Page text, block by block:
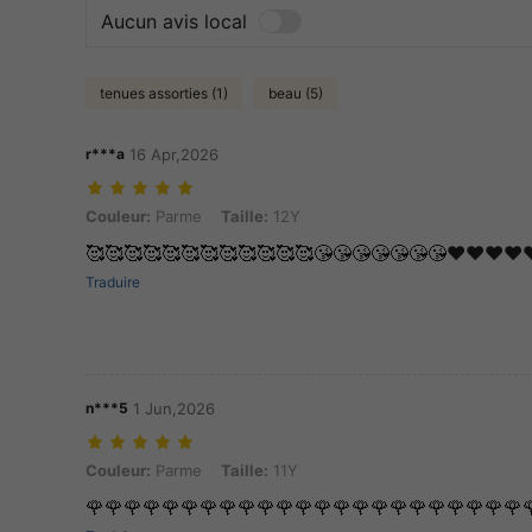
Aucun avis local
tenues assorties (1) beau (5)
r***a 16 Apr,2026
Couleur: Parme, Taille: 12Y
Couleur: Parme Taille: 12Y
Traduire
n***5 1 Jun,2026
Couleur: Parme, Taille: 11Y
Couleur: Parme Taille: 11Y